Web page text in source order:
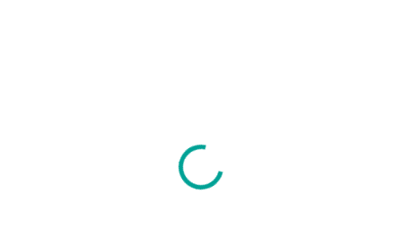
260x360x2mm, textil